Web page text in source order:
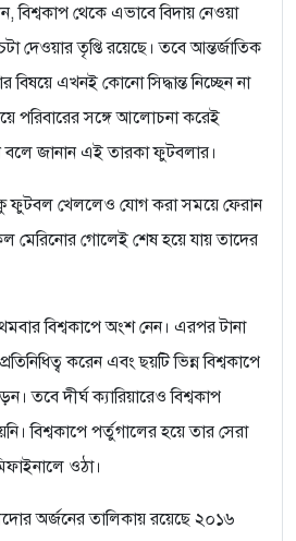
বিশ্বকাপ থেকে এভাবে বিদায় নেওয়া
দেওয়ার তৃপ্তি রয়েছে। তবে আন্তর্জাতিক
এখনই কোনো সিদ্ধান্ত নিচ্ছেন না
পরিবারের সঙ্গে আলোচনা করেই
বলে জানান এই তারকা ফুটবলার।
ফুটবল খেললেও যোগ করা সময়ে ফেরান
মেরিনোর গোলেই শেষ হয়ে যায় তাদের
বিশ্বকাপে অংশ নেন। এরপর টানা
করেন এবং ছয়টি ভিন্ন বিশ্বকাপে
তবে দীর্ঘ ক্যারিয়ারেও বিশ্বকাপ
বিশ্বকাপে পর্তুগালের হয়ে তার সেরা
ওঠা।
অর্জনের তালিকায় রয়েছে ২০১৬